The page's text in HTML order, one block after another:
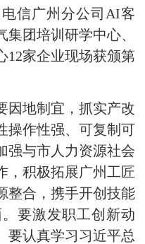
信广州分公司AI客
团培训研学中心、
家企业现场获颁第
地制宜，抓实产改
操作性强、可复制可
强与市人力资源社会
，积极拓展广州工匠
整合，携手开创技能
要激发职工创新动
要认真学习习近平总